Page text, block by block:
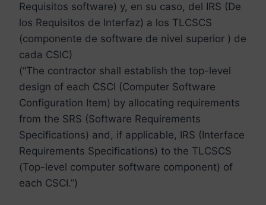
Requisitos software) y, en su caso, del IRS (De
los Requisitos de Interfaz) a los TLCSCS
(componente de software de nivel superior ) de
cada CSIC)
(“The contractor shall establish the top-level
design of each CSCI (Computer Software
Configuration Item) by allocating requirements
from the SRS (Software Requirements
Specifications) and, if applicable, IRS (Interface
Requirements Specifications) to the TLCSCS
(Top-level computer software component) of
each CSCI.”)